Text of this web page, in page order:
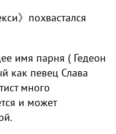
имя парня ( Гедеон
как певец Слава
много
и может